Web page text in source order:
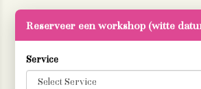
Reserveer een workshop (witte
Service
Cosy Colors by